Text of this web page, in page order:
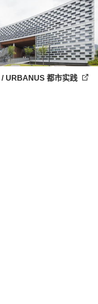
URBANUS 都市实践